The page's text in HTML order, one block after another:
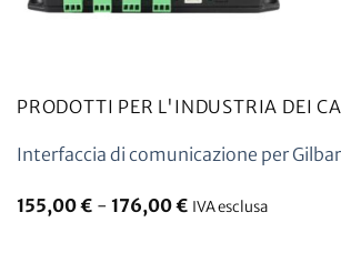
PRODOTTI PER L'INDUSTRIA DEI
Interfaccia di comunicazione per
155,00€ - 176,00€ IVA esclusa